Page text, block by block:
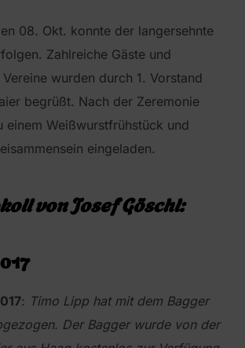
08. Okt. konnte der langersehnte
Zahlreiche Gäste und
wurden durch 1. Vorstand
begrüßt. Nach der Zeremonie
einem Weißwurstfrühstück und
eingeladen.
von Josef Göschl:
: Timo Lipp hat mit dem Bagger
Der Bagger wurde von der